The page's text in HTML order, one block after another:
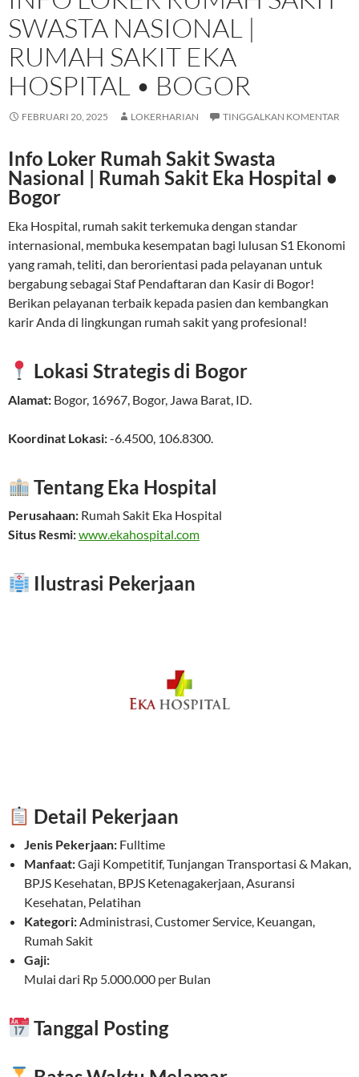
SWASTA NASIONAL |
RUMAH SAKIT EKA
HOSPITAL • BOGOR
FEBRUARI 20, 2025 LOKERHARIAN TINGGALKAN KOMENTAR
Info Loker Rumah Sakit Swasta
Nasional | Rumah Sakit Eka Hospital •
Bogor
Eka Hospital, rumah sakit terkemuka dengan standar
internasional, membuka kesempatan bagi lulusan S1 Ekonomi
yang ramah, teliti, dan berorientasi pada pelayanan untuk
bergabung sebagai Staf Pendaftaran dan Kasir di Bogor!
Berikan pelayanan terbaik kepada pasien dan kembangkan
karir Anda di lingkungan rumah sakit yang profesional!
Lokasi Strategis di Bogor
Alamat: Bogor, 16967 Bogor, Jawa Barat ID
Koordinat Lokasi:-6.4500 106.8300
Tentang Eka Hospital
Perusahaan: Rumah Sakit Eka Hospital
Situs Resmi:www.ekahospital.com
Ilustrasi Pekerjaan
Detail Pekerjaan
Jenis Pekerjaan: Fulltime
Manfaat:Gaji Kompetitif, Tunjangan Transportasi & Makan,
BPJS Kesehatan, BPJS Ketenagakerjaan, Asuransi
Kesehatan, Pelatihan
Kategori:Administrasi, Customer Service, Keuangan,
Rumah Sakit
Gaji:
Mulai dari Rp 5.000.000 per Bulan
Tanggal Posting